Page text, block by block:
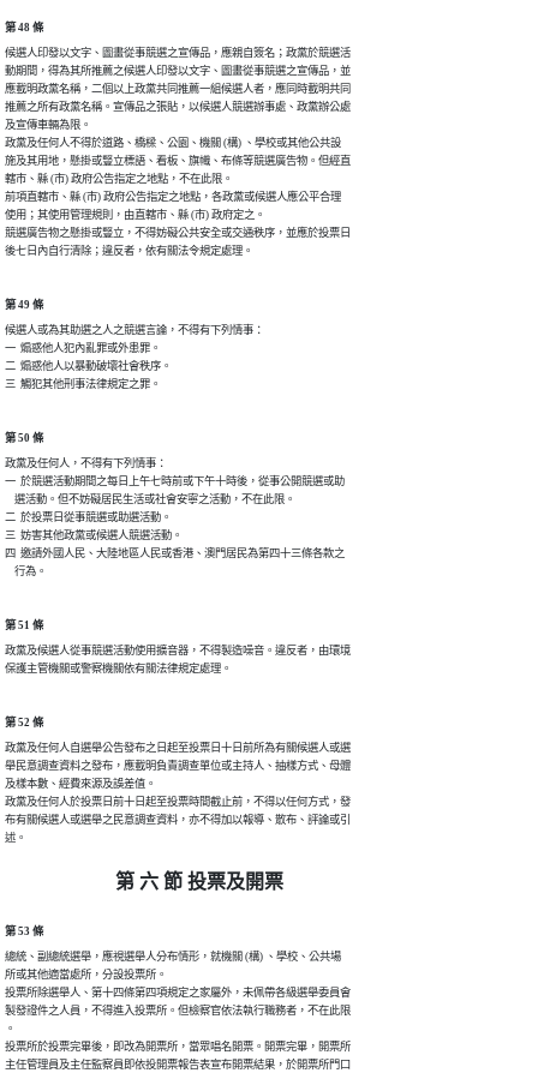
第 48 條
候選人印發以文字、圖畫從事競選之宣傳品，應親自簽名；政黨於競選活
動期間，得為其所推薦之候選人印發以文字、圖畫從事競選之宣傳品，並
應載明政黨名稱，二個以上政黨共同推薦一組候選人者，應同時載明共同
推薦之所有政黨名稱。宣傳品之張貼，以候選人競選辦事處、政黨辦公處
及宣傳車輛為限。
政黨及任何人不得於道路、橋樑、公園、機關 (構) 、學校或其他公共設
施及其用地，懸掛或豎立標語、看板、旗幟、布條等競選廣告物。但經直
轄市、縣 (市) 政府公告指定之地點，不在此限。
前項直轄市、縣 (市) 政府公告指定之地點，各政黨或候選人應公平合理
使用；其使用管理規則，由直轄市、縣 (市) 政府定之。
競選廣告物之懸掛或豎立，不得妨礙公共安全或交通秩序，並應於投票日
後七日內自行清除；違反者，依有關法令規定處理。
第 49 條
候選人或為其助選之人之競選言論，不得有下列情事：
一  煽惑他人犯內亂罪或外患罪。
二  煽惑他人以暴動破壞社會秩序。
三  觸犯其他刑事法律規定之罪。
第 50 條
政黨及任何人，不得有下列情事：
一  於競選活動期間之每日上午七時前或下午十時後，從事公開競選或助
    選活動。但不妨礙居民生活或社會安寧之活動，不在此限。
二  於投票日從事競選或助選活動。
三  妨害其他政黨或候選人競選活動。
四  邀請外國人民、大陸地區人民或香港、澳門居民為第四十三條各款之
    行為。
第 51 條
政黨及候選人從事競選活動使用擴音器，不得製造噪音。違反者，由環境
保護主管機關或警察機關依有關法律規定處理。
第 52 條
政黨及任何人自選舉公告發布之日起至投票日十日前所為有關候選人或選
舉民意調查資料之發布，應載明負責調查單位或主持人、抽樣方式、母體
及樣本數、經費來源及誤差值。
政黨及任何人於投票日前十日起至投票時間截止前，不得以任何方式，發
布有關候選人或選舉之民意調查資料，亦不得加以報導、散布、評論或引
述。
第 六 節 投票及開票
第 53 條
總統、副總統選舉，應視選舉人分布情形，就機關 (構) 、學校、公共場
所或其他適當處所，分設投票所。
投票所除選舉人、第十四條第四項規定之家屬外，未佩帶各級選舉委員會
製發證件之人員，不得進入投票所。但檢察官依法執行職務者，不在此限
。
投票所於投票完畢後，即改為開票所，當眾唱名開票。開票完畢，開票所
主任管理員及主任監察員即依投開票報告表宣布開票結果，於開票所門口